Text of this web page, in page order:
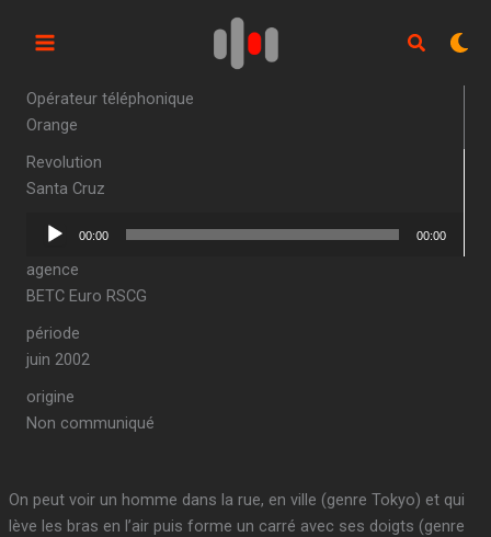
Opérateur téléphonique
Orange
Revolution
Santa Cruz
Lecteur
00:00 00:00
agence
BETC Euro RSCG
période
juin 2002
origine
Non communiqué
On peut voir un homme dans la rue, en ville (genre Tokyo) et qui
lève les bras en l’air puis forme un carré avec ses doigts (genre